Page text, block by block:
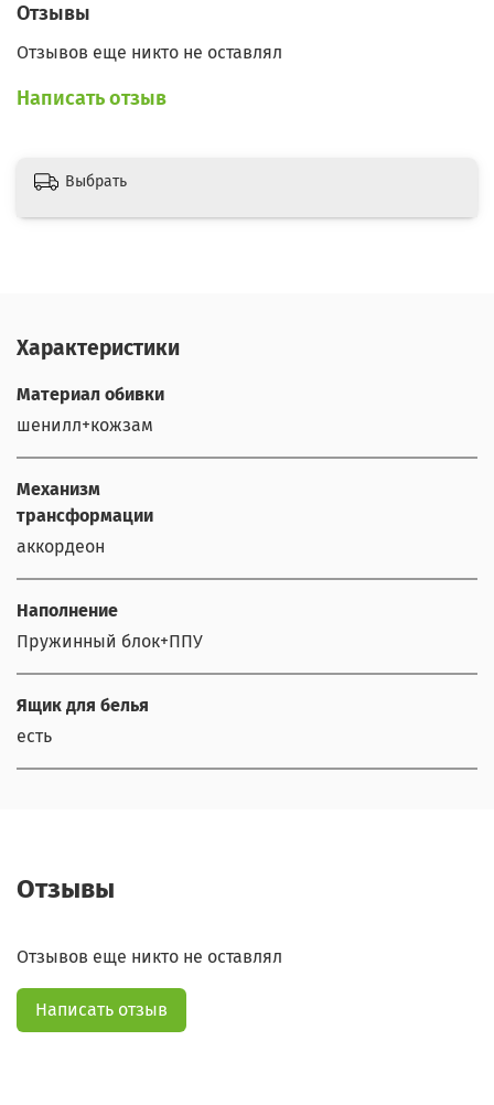
Отзывы
Отзывов еще никто не оставлял
Написать отзыв
Выбрать
Характеристики
Материал обивки
шенилл+кожзам
Механизм
трансформации
аккордеон
Наполнение
Пружинный блок+ППУ
Ящик для белья
есть
Отзывы
Отзывов еще никто не оставлял
Написать отзыв